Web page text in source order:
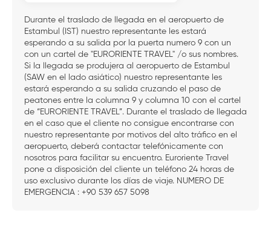
Durante el traslado de llegada en el aeropuerto de
Estambul (IST) nuestro representante les estará
esperando a su salida por la puerta numero 9 con un
con un cartel de "EURORIENTE TRAVEL" /o sus nombres.
Si la llegada se produjera al aeropuerto de Estambul
(SAW en el lado asiático) nuestro representante les
estará esperando a su salida cruzando el paso de
peatones entre la columna 9 y columna 10 con el cartel
de “EURORIENTE TRAVEL”. Durante el traslado de llegada
en el caso que el cliente no consigue encontrarse con
nuestro representante por motivos del alto tráfico en el
aeropuerto, deberá contactar telefónicamente con
nosotros para facilitar su encuentro. Euroriente Travel
pone a disposición del cliente un teléfono 24 horas de
uso exclusivo durante los días de viaje. NUMERO DE
EMERGENCIA : +90 539 657 5098